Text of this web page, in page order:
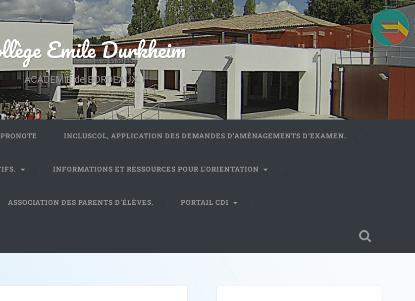
Emile Durkheim
ACADEMIE de BORDEAUX.
INCLUSCOL, APPLICATION DES DEMANDES D’AMÉNAGEMENTS D’EXAMEN.
INFORMATIONS ET RESSOURCES POUR L’ORIENTATION
ASSOCIATION DES PARENTS D’ÉLÈVES. PORTAIL CDI